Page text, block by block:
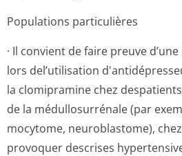
Populations particulières
· Il convient de faire preuve
lors del’utilisation
la clomipramine chez
de la médullosurrénale (par
mocytome, neuroblastome),
provoquer descrises